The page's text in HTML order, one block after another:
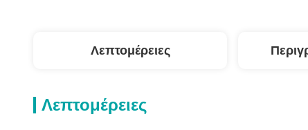
Λεπτομέρειες
Λεπτομέρειες